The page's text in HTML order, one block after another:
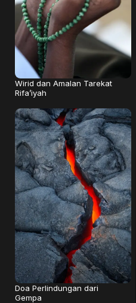
Wirid dan Amalan Tarekat
Rifa’iyah
Doa Perlindungan dari
Gempa